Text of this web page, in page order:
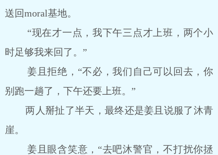
送回moral基地。
“现在才一点，我下午三点才上班，两个小
时足够我来回了。”
姜且拒绝，“不必，我们自己可以回去，你
别跑一趟了，下午还要上班。”
两人掰扯了半天，最终还是姜且说服了沐青
崖。
姜且眼含笑意，“去吧沐警官，不打扰你拯